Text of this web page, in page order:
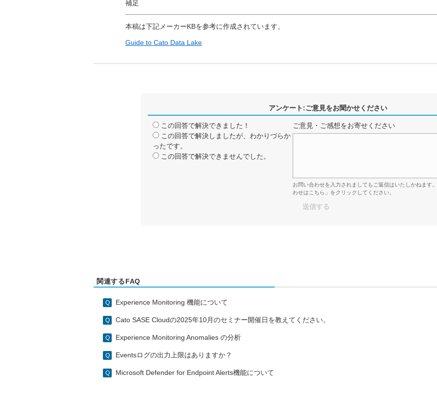
補足
本稿は下記メーカーKBを参考に作成されています。
Guide to Cato Data Lake
アンケート:ご意見をお聞かせください
この回答で解決できました！
この回答で解決しましたが、わかりづらか
ったです。
この回答で解決できませんでした。
ご意見・ご感想をお寄せください
お問い合わせを入力されましてもご返信はいたしかねます
わせはこちら」をクリックしてください。
関連するFAQ
Experience Monitoring 機能について
Cato SASE Cloudの2025年10月のセミナー開催日を教えてください。
Experience Monitoring Anomalies の分析
Eventsログの出力上限はありますか？
Microsoft Defender for Endpoint Alerts機能について